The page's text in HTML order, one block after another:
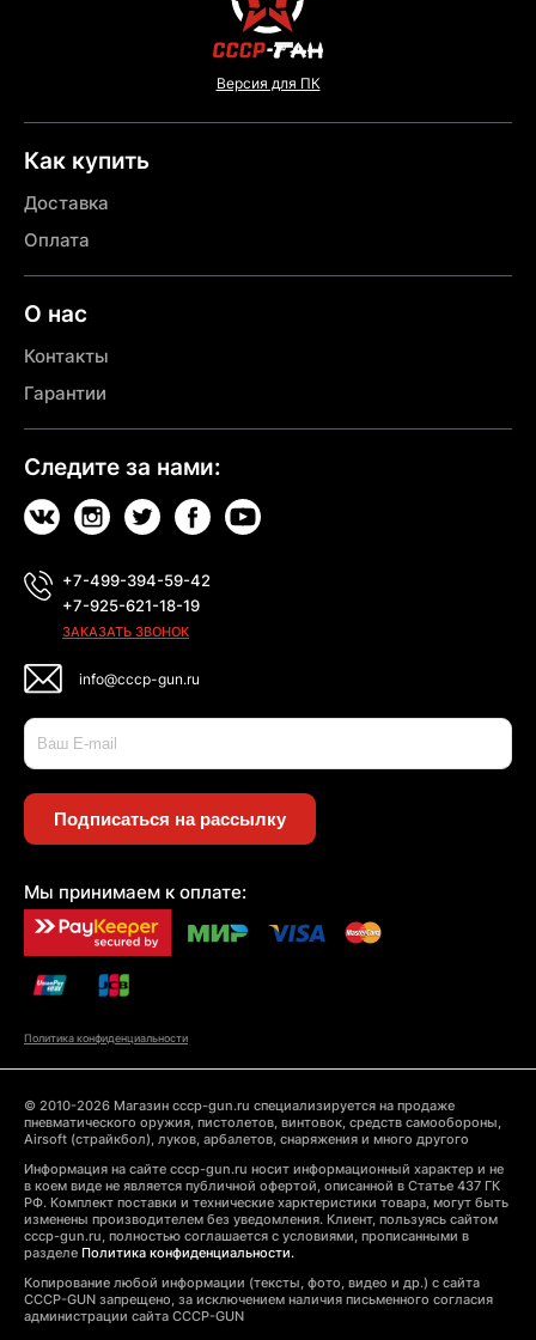
Версия для ПК
Как купить
Доставка
Оплата
О нас
Контакты
Гарантии
Следите за нами:
+7-499-394-59-42
+7-925-621-18-19
ЗАКАЗАТЬ ЗВОНОК
info@cccp-gun.ru
Подписаться на рассылку
Мы принимаем к оплате:
Политика конфиденциальности
© 2010-2026 Магазин cccp-gun.ru специализируется на продаже
пневматического оружия, пистолетов, винтовок, средств самообороны,
Airsoft (страйкбол), луков, арбалетов, снаряжения и много другого
Информация на сайте cccp-gun.ru носит информационный характер и не
в коем виде не является публичной офертой, описанной в Статье 437 ГК
РФ. Комплект поставки и технические харктеристики товара, могут быть
изменены производителем без уведомления. Клиент, пользуясь сайтом
cccp-gun.ru, полностью соглашается с условиями, прописанными в
разделе Политика конфиденциальности.
Копирование любой информации (тексты, фото, видео и др.) с сайта
CCCP-GUN запрещено, за исключением наличия письменного согласия
администрации сайта CCCP-GUN